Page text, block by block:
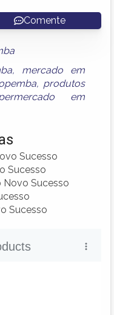
Comente
, mercado em
, produtos
em
Sucesso
Sucesso
Sucesso
Sucesso